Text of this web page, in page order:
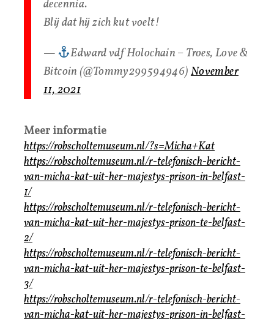
decennia.
Blij dat hij zich kut voelt!
—
Edward vdf Holochain – Troes, Love &
Bitcoin (@Tommy299594946)November
11, 2021
Meer informatie
https://robscholtemuseum.nl/?s=Micha+Kat
https://robscholtemuseum.nl/r-telefonisch-bericht-
van-micha-kat-uit-her-majestys-prison-in-belfast-
1/
https://robscholtemuseum.nl/r-telefonisch-bericht-
van-micha-kat-uit-her-majestys-prison-te-belfast-
2/
https://robscholtemuseum.nl/r-telefonisch-bericht-
van-micha-kat-uit-her-majestys-prison-te-belfast-
3/
https://robscholtemuseum.nl/r-telefonisch-bericht-
van-micha-kat-uit-her-majestys-prison-in-belfast-